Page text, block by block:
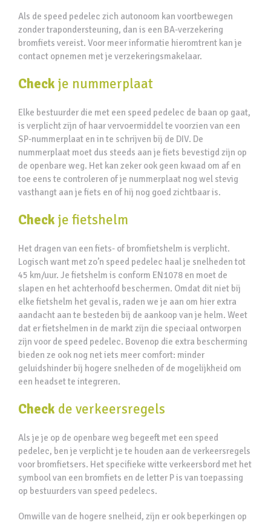
Als de speed pedelec zich autonoom kan voortbewegen
zonder trapondersteuning, dan is een BA-verzekering
bromfiets vereist. Voor meer informatie hieromtrent kan je
contact opnemen met je verzekeringsmakelaar.
Checkje nummerplaat
Elke bestuurder die met een speed pedelec de baan op gaat,
is verplicht zijn of haar vervoermiddel te voorzien van een
SP-nummerplaat en in te schrijven bij de DIV. De
nummerplaat moet dus steeds aan je fiets bevestigd zijn op
de openbare weg. Het kan zeker ook geen kwaad om af en
toe eens te controleren of je nummerplaat nog wel stevig
vasthangt aan je fiets en of hij nog goed zichtbaar is.
Checkje fietshelm
Het dragen van een fiets- of bromfietshelm is verplicht.
Logisch want met zo’n speed pedelec haal je snelheden tot
45 km/uur. Je fietshelm is conform EN1078 en moet de
slapen en het achterhoofd beschermen. Omdat dit niet bij
elke fietshelm het geval is, raden we je aan om hier extra
aandacht aan te besteden bij de aankoop van je helm. Weet
dat er fietshelmen in de markt zijn die speciaal ontworpen
zijn voor de speed pedelec. Bovenop die extra bescherming
bieden ze ook nog net iets meer comfort: minder
geluidshinder bij hogere snelheden of de mogelijkheid om
een headset te integreren.
Check de verkeersregels
Als je je op de openbare weg begeeft met een speed
pedelec, ben je verplicht je te houden aan de verkeersregels
voor bromfietsers. Het specifieke witte verkeersbord met het
symbool van een bromfiets en de letter P is van toepassing
op bestuurders van speed pedelecs.
Omwille van de hogere snelheid, zijn er ook beperkingen op